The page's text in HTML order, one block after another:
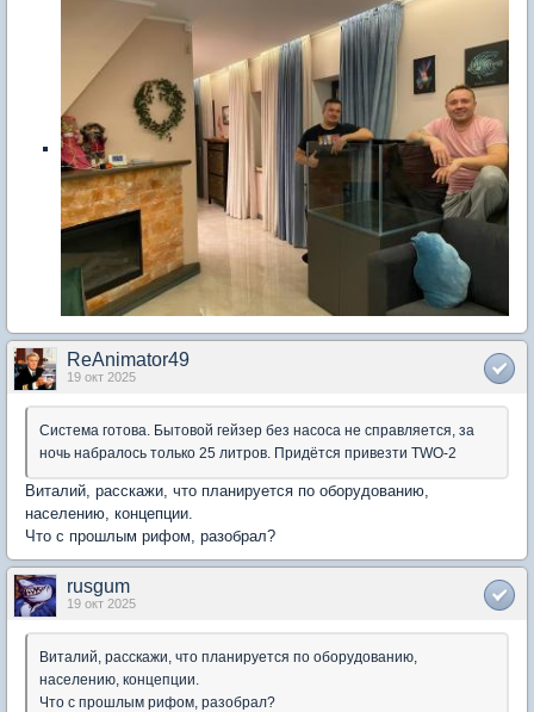
ReAnimator49
19 окт 2025
Система готова. Бытовой гейзер без насоса не справляется, за
ночь набралось только 25 литров. Придётся привезти TWO-2
Виталий, расскажи, что планируется по оборудованию,
населению, концепции.
Что с прошлым рифом, разобрал?
rusgum
19 окт 2025
Виталий, расскажи, что планируется по оборудованию,
населению, концепции.
Что с прошлым рифом, разобрал?